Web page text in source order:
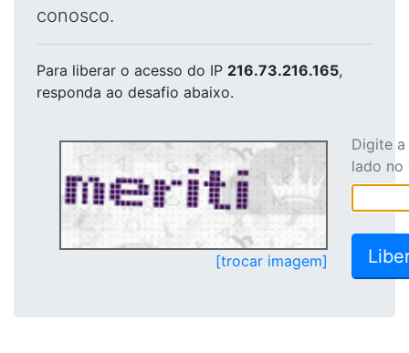
conosco.
Para liberar o acesso do IP 216.73.216.165,
responda ao desafio abaixo.
[trocar imagem]
Digite
lado no